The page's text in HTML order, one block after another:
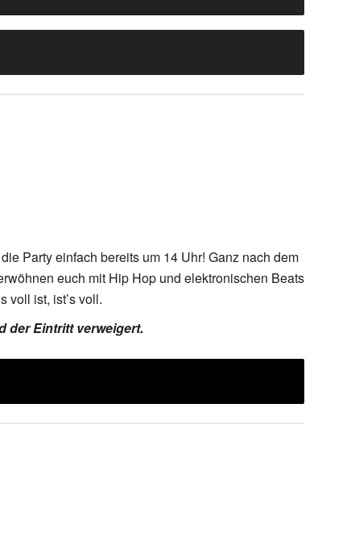
Party einfach bereits um 14 Uhr! Ganz nach dem
euch mit Hip Hop und elektronischen Beats
voll ist, ist’s voll.
der Eintritt verweigert.